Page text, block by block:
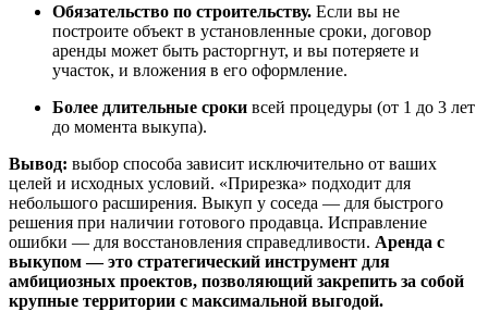
Обязательство по строительству. Если вы не
построите объект в установленные сроки, договор
аренды может быть расторгнут, и вы потеряете и
участок, и вложения в его оформление.
Более длительные сроки всей процедуры (от 1 до 3 лет
до момента выкупа).
Вывод: выбор способа зависит исключительно от ваших
целей и исходных условий. «Прирезка» подходит для
небольшого расширения. Выкуп у соседа — для быстрого
решения при наличии готового продавца. Исправление
ошибки — для восстановления справедливости. Аренда с
выкупом — это стратегический инструмент для
амбициозных проектов, позволяющий закрепить за собой
крупные территории с максимальной выгодой.